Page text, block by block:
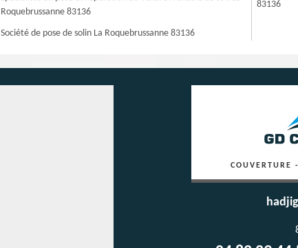
Roquebrussanne 83136
Société de pose de solin La Roquebrussanne 83136
83136
COUVERTURE